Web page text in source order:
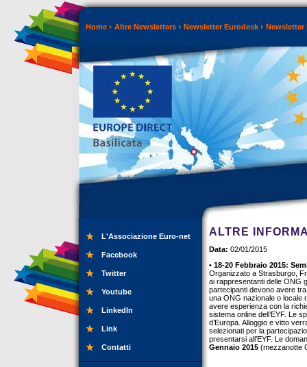
Home Altre Newsletters Newsletter Eurodesk Newsletter
L'Associazione Euro-net
Facebook
Twitter
Youtube
LinkedIn
Link
Contatti
ALTRE
Data: 02/01/2015
• 18-20 Febbraio 2015:
Organizzato a Strasburgo,
ai rappresentanti delle ONG
partecipanti devono avere
una ONG nazionale o locale
avere esperienza con la
sistema online dell’EYF. Le
d’Europa. Alloggio e vitto
selezionati per la
presentarsi all’EYF. Le
Gennaio 2015 (mezzanotte